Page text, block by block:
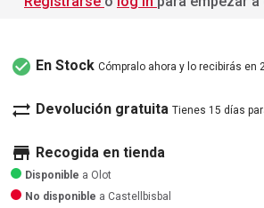
check_circle En Stock Cómpralo ahora y lo recibirás en
sync_alt Devolución gratuita Tienes 15 días
store Recogida en tienda
Disponible a Olot
No disponible a Castellbisbal